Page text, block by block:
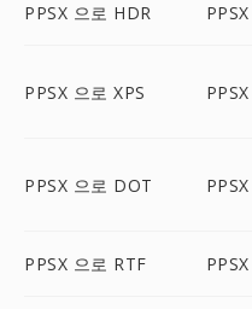
PPSX 으로 HDR
PPSX 으로 XPS
PPSX 으로 DOT
PPSX 으로 RTF